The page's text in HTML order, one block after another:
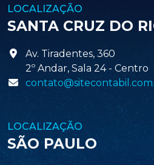
LOCALIZAÇÃO
SANTA CRUZ DO
Av. Tiradentes, 360
2º Andar, Sala 24 - Centro
LOCALIZAÇÃO
SÃO PAULO